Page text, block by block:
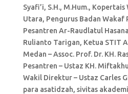
Syafi’i, S.H., M.Hum.,
Utara, Pengurus Badan Wakaf
Pesantren Ar-Raudlatul
Rulianto Tarigan, Ketua STIT
Medan – Assoc. Prof. Dr. KH.
Pesantren – Ustaz KH.
Wakil Direktur – Ustaz Carles
para asatidzah, sivitas